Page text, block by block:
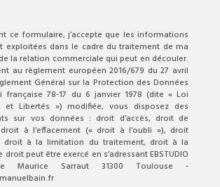
ce formulaire, j’accepte que les informations
exploitées dans le cadre du traitement de ma
la relation commerciale qui peut en découler.
au règlement européen 2016/679 du 27 avril
Général sur la Protection des Données
78-17 du 6 janvier 1978 (dite « Loi
et Libertés ») modifiée, vous disposez des
sur vos données : droit d’accès, droit de
à l’effacement (« droit à l’oubli »), droit
droit à la limitation du traitement, droit à la
peut être exercé en s’adressant EBSTUDIO
Sarraut 31300 Toulouse -